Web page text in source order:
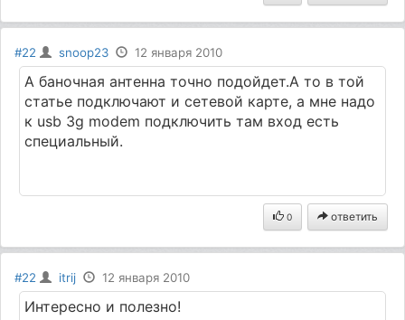
#22 snoop23 12 января 2010
А баночная антенна точно подойдет.А то в той
статье подключают и сетевой карте, а мне надо
к usb 3g modem подключить там вход есть
специальный.
0 ответить
#22 itrij 12 января 2010
Интересно и полезно!